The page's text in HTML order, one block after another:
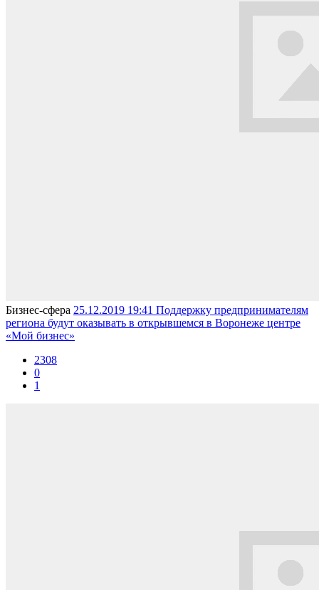
Бизнес-сферa 25.12.2019 19:41 Поддержку предпринимателям
региона будут оказывать в открывшемся в Воронеже центре
«Мой бизнес»
2308
0
1